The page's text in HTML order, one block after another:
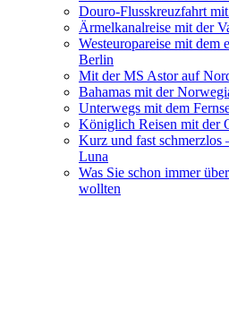
Douro-Flusskreuzfahrt
Ärmelkanalreise mit der
Westeuropareise mit dem
Berlin
Mit der MS Astor auf
Bahamas mit der
Unterwegs mit dem
Königlich Reisen mit der
Kurz und fast
Luna
Was Sie schon immer
wollten